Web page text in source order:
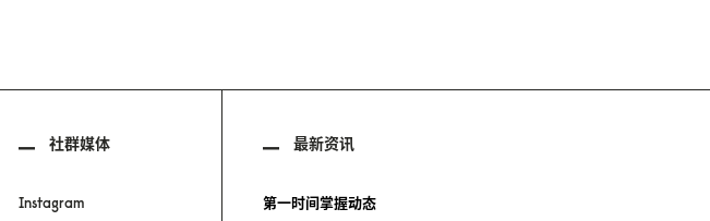
社群媒体
Instagram
最新资讯
第一时间掌握动态